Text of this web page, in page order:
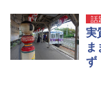
話
実
ず